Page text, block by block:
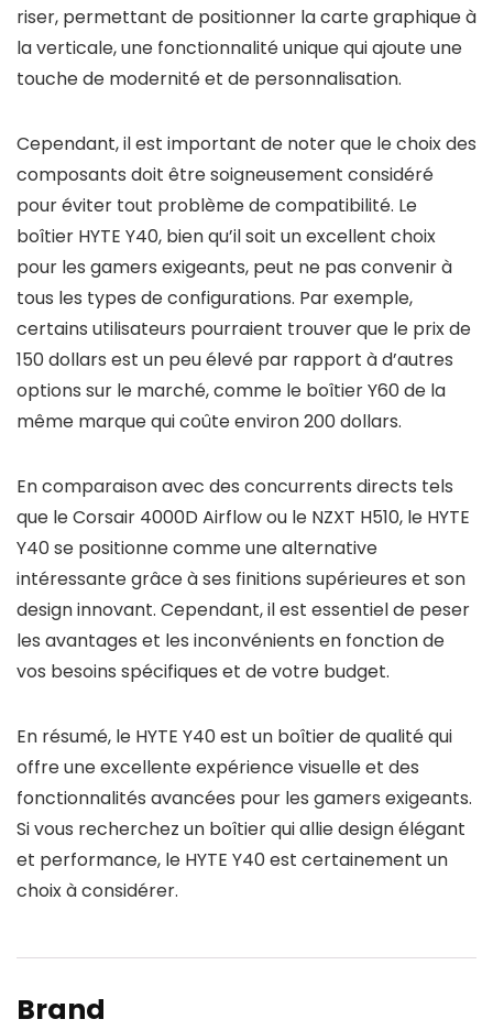
riser, permettant de positionner la carte graphique à
la verticale, une fonctionnalité unique qui ajoute une
touche de modernité et de personnalisation.
Cependant, il est important de noter que le choix des
composants doit être soigneusement considéré
pour éviter tout problème de compatibilité. Le
boîtier HYTE Y40, bien qu’il soit un excellent choix
pour les gamers exigeants, peut ne pas convenir à
tous les types de configurations. Par exemple,
certains utilisateurs pourraient trouver que le prix de
150 dollars est un peu élevé par rapport à d’autres
options sur le marché, comme le boîtier Y60 de la
même marque qui coûte environ 200 dollars.
En comparaison avec des concurrents directs tels
que le Corsair 4000D Airflow ou le NZXT H510, le HYTE
Y40 se positionne comme une alternative
intéressante grâce à ses finitions supérieures et son
design innovant. Cependant, il est essentiel de peser
les avantages et les inconvénients en fonction de
vos besoins spécifiques et de votre budget.
En résumé, le HYTE Y40 est un boîtier de qualité qui
offre une excellente expérience visuelle et des
fonctionnalités avancées pour les gamers exigeants.
Si vous recherchez un boîtier qui allie design élégant
et performance, le HYTE Y40 est certainement un
choix à considérer.
Brand